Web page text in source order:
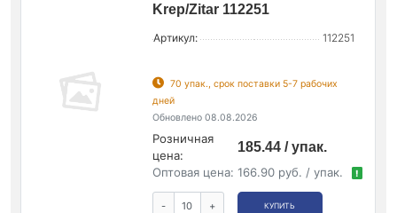
Krep/Zitar 112251
Артикул: 112251
70 упак., срок поставки 5-7 рабочих
дней
Обновлено 08.08.2026
Розничная
цена:
185.44 / упак.
Оптовая цена: 166.90 руб. / упак. !
- + КУПИТЬ